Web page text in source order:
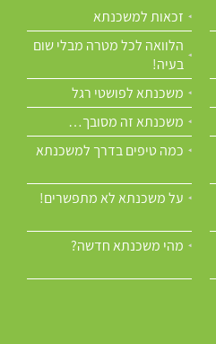
זכאות למשכנתא
הלוואה לכל מטרה מבלי שום
בעיה!
משכנתא לפושטי רגל
משכנתא זה מסובך…
כמה טיפים בדרך למשכנתא
על משכנתא לא מתפשרים!
מהי משכנתא חדשה?